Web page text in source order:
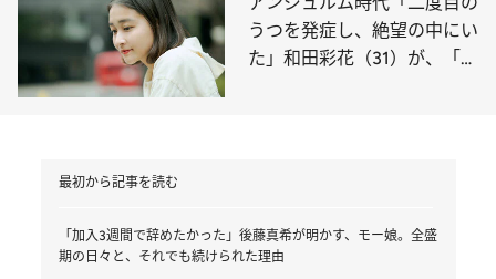
うつを発症し、絶望の中にい
た」和田彩花（31）が、「ア
最初から記事を読む
「加入3週間で辞めたかった」後藤真希が明かす、モー娘。全盛
期の日々と、それでも続けられた理由